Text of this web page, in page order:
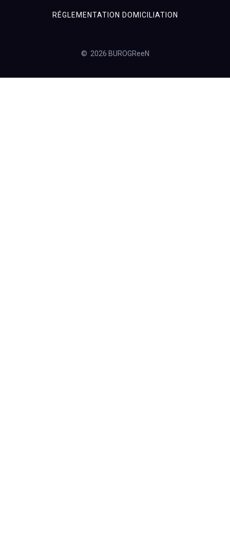
RÉGLEMENTATION DOMICILIATION
© 2026 BUROGReeN